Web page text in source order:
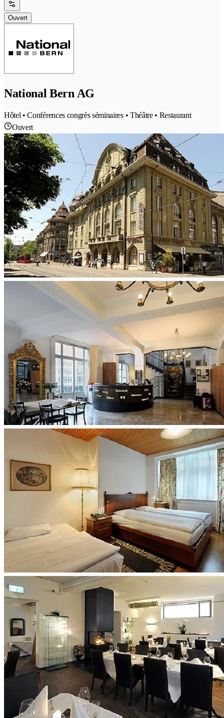
Ouvert
National Bern AG
Hôtel • Conférences congrès séminaires • Théâtre • Restaurant
Ouvert